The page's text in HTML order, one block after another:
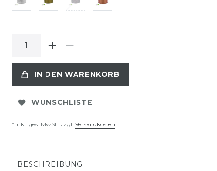
IN DEN WARENKORB
WUNSCHLISTE
* inkl. ges. MwSt. zzgl. Versandkosten
BESCHREIBUNG